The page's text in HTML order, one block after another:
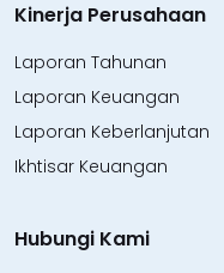
Kinerja Perusahaan
Laporan Tahunan
Laporan Keuangan
Laporan Keberlanjutan
Ikhtisar Keuangan
Hubungi Kami